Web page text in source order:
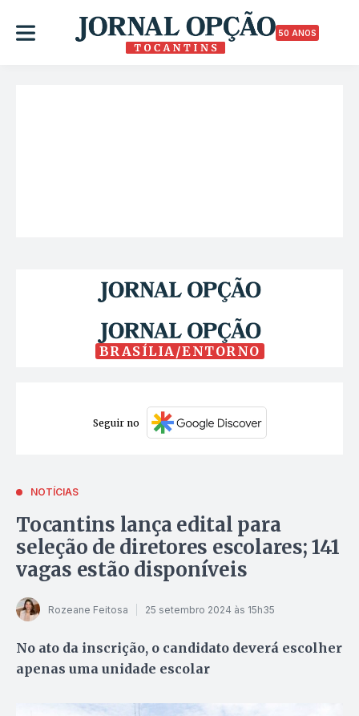
50 ANOS
BRASÍLIA/ENTORNO
Seguir no
NOTÍCIAS
Tocantins lança edital para
seleção de diretores escolares; 141
vagas estão disponíveis
Rozeane Feitosa 25 setembro 2024 às 15h35
No ato da inscrição, o candidato deverá escolher
apenas uma unidade escolar